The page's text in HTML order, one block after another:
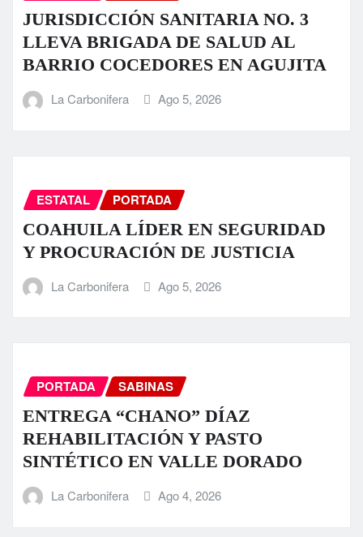
JURISDICCIÓN SANITARIA NO. 3
LLEVA BRIGADA DE SALUD AL
BARRIO COCEDORES EN AGUJITA
La Carbonifera Ago 5, 2026
ESTATAL PORTADA
COAHUILA LÍDER EN SEGURIDAD
Y PROCURACIÓN DE JUSTICIA
La Carbonifera Ago 5, 2026
PORTADA SABINAS
ENTREGA “CHANO” DÍAZ
REHABILITACIÓN Y PASTO
SINTÉTICO EN VALLE DORADO
La Carbonifera Ago 4, 2026